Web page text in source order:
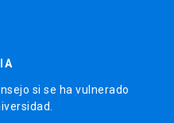
si se ha vulnerado